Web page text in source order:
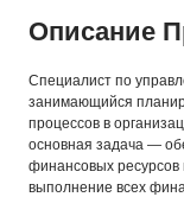
Описание
Специалист по
занимающийся
процессов в
основная задача —
финансовых ресурсов
выполнение всех